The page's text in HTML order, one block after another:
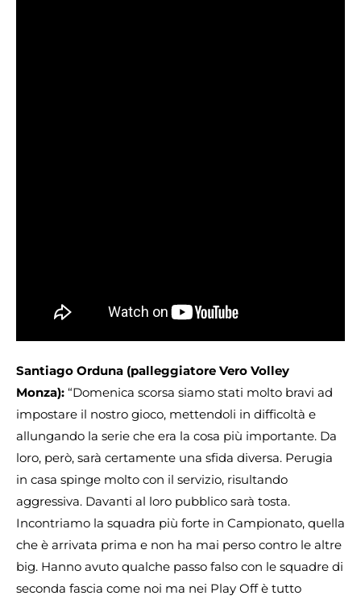
Santiago Orduna (palleggiatore Vero Volley
Monza): “Domenica scorsa siamo stati molto bravi ad
impostare il nostro gioco, mettendoli in difficoltà e
allungando la serie che era la cosa più importante. Da
loro, però, sarà certamente una sfida diversa. Perugia
in casa spinge molto con il servizio, risultando
aggressiva. Davanti al loro pubblico sarà tosta.
Incontriamo la squadra più forte in Campionato, quella
che è arrivata prima e non ha mai perso contro le altre
big. Hanno avuto qualche passo falso con le squadre di
seconda fascia come noi ma nei Play Off è tutto